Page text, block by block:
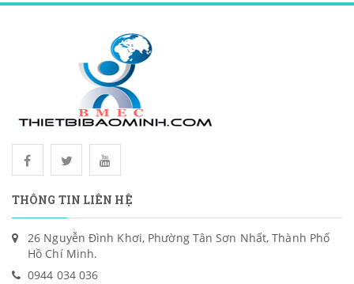
THÔNG TIN LIÊN HỆ
26 Nguyễn Đình Khơi, Phường Tân Sơn Nhất, Thành Phố
Hồ Chí Minh.
0944 034 036